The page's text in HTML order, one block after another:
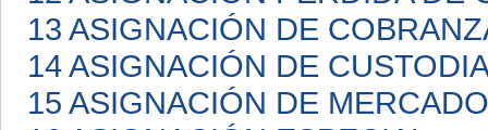
13 ASIGNACIÓN DE
14 ASIGNACIÓN DE
15 ASIGNACIÓN DE MERCADO